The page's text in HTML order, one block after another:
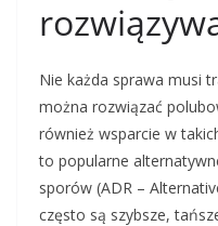
Nie każda sprawa musi
można rozwiązać
również wsparcie w
to popularne
sporów (ADR –
często są szybsze,